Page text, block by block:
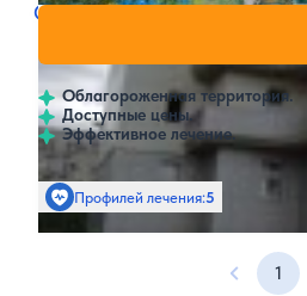
Санаторий Горняк
4.5
Облагороженная территория.
Доступные цены.
Эффективное лечение.
Профилей лечения:5
Нет
1